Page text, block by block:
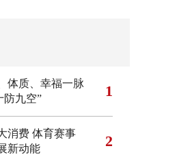
体质、幸福一脉
防九空” 1
消费 体育赛事
新动能
2